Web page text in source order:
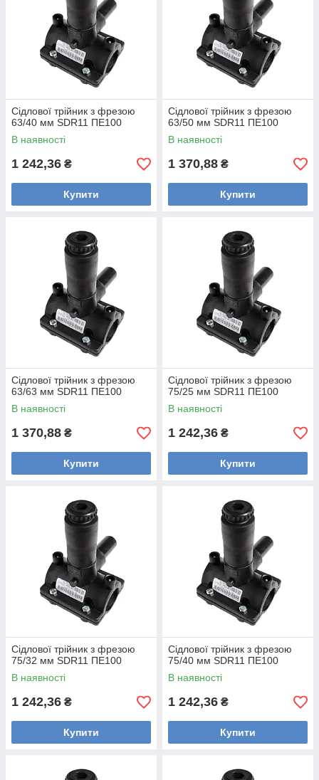
Сідлової трійник з фрезою
63/40 мм SDR11 ПЕ100
В наявності
1 242,36 ₴
Купити
Сідлової трійник з фрезою
63/50 мм SDR11 ПЕ100
В наявності
1 370,88 ₴
Купити
Сідлової трійник з фрезою
63/63 мм SDR11 ПЕ100
В наявності
1 370,88 ₴
Купити
Сідлової трійник з фрезою
75/25 мм SDR11 ПЕ100
В наявності
1 242,36 ₴
Купити
Сідлової трійник з фрезою
75/32 мм SDR11 ПЕ100
В наявності
1 242,36 ₴
Купити
Сідлової трійник з фрезою
75/40 мм SDR11 ПЕ100
В наявності
1 242,36 ₴
Купити